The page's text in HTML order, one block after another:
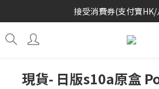
歡迎各位玩具收
接受消費券(支付寶HK/
歡迎各位玩具收藏
現貨- 日版s10a原盒